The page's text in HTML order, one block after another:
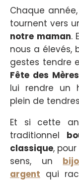
Chaque
tournent vers
notre maman.
nous a élevés,
gestes tendre
Fête des
lui rendre un
plein de
Et si cette
traditionnel
classique, pour
sens, un
argent qui